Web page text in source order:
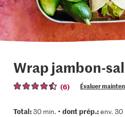
Wrap jambon-
(6) Évaluer
Total:30 min. • dont prép.:env. 30